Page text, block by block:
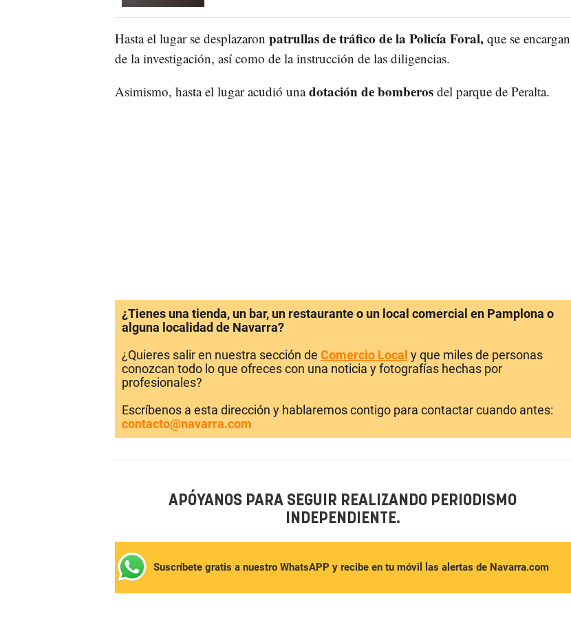
Hasta el lugar se desplazaron patrullas de tráfico de la Policía Foral,que se encargan
de la investigación, así como de la instrucción de las diligencias.
Asimismo, hasta el lugar acudió unadotación de bomberosdel parque de Peralta.
¿Tienes una tienda, un bar, un restaurante o un local comercial en Pamplona o
alguna localidad de Navarra?
¿Quieres salir en nuestra sección de Comercio Local y que miles de personas
conozcan todo lo que ofreces con una noticia y fotografías hechas por
profesionales?
Escríbenos a esta dirección y hablaremos contigo para contactar cuando antes:
contacto@navarra.com
APÓYANOS PARA SEGUIR REALIZANDO PERIODISMO
INDEPENDIENTE.
Suscríbete gratis a nuestro WhatsAPP y recibe en tu móvil las alertas de Navarra.com